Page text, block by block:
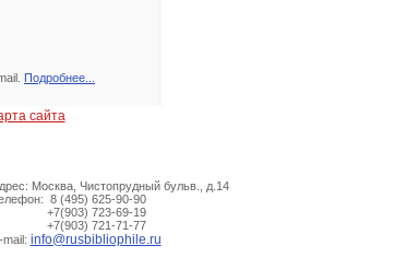
Подробнее...
сайта
Москва, Чистопрудный бульв., д.14
8 (495) 625-90-90
723-69-19
721-71-77
mail: info@rusbibliophile.ru